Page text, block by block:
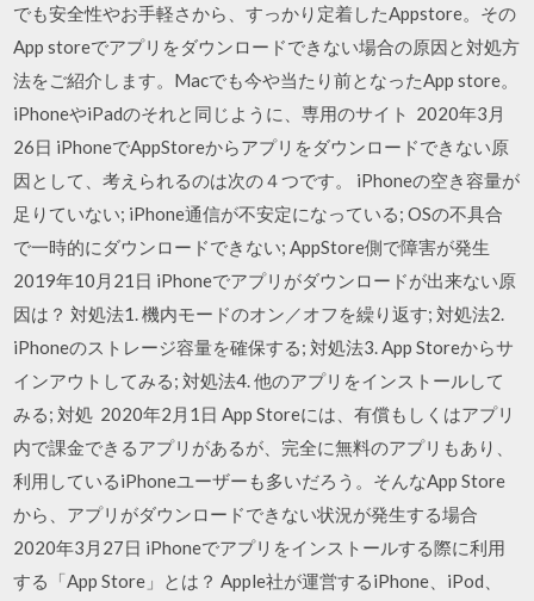
でも安全性やお手軽さから、すっかり定着したAppstore。その
App storeでアプリをダウンロードできない場合の原因と対処方
法をご紹介します。Macでも今や当たり前となったApp store。
iPhoneやiPadのそれと同じように、専用のサイト 2020年3月
26日 iPhoneでAppStoreからアプリをダウンロードできない原
因として、考えられるのは次の４つです。 iPhoneの空き容量が
足りていない; iPhone通信が不安定になっている; OSの不具合
で一時的にダウンロードできない; AppStore側で障害が発生
2019年10月21日 iPhoneでアプリがダウンロードが出来ない原
因は？ 対処法1. 機内モードのオン／オフを繰り返す; 対処法2.
iPhoneのストレージ容量を確保する; 対処法3. App Storeからサ
インアウトしてみる; 対処法4. 他のアプリをインストールして
みる; 対処 2020年2月1日 App Storeには、有償もしくはアプリ
内で課金できるアプリがあるが、完全に無料のアプリもあり、
利用しているiPhoneユーザーも多いだろう。そんなApp Store
から、アプリがダウンロードできない状況が発生する場合
2020年3月27日 iPhoneでアプリをインストールする際に利用
する「App Store」とは？ Apple社が運営するiPhone、iPod、